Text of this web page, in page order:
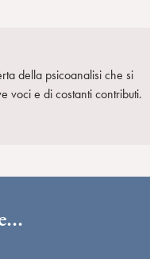
della psicoanalisi che si
voci e di costanti contributi.